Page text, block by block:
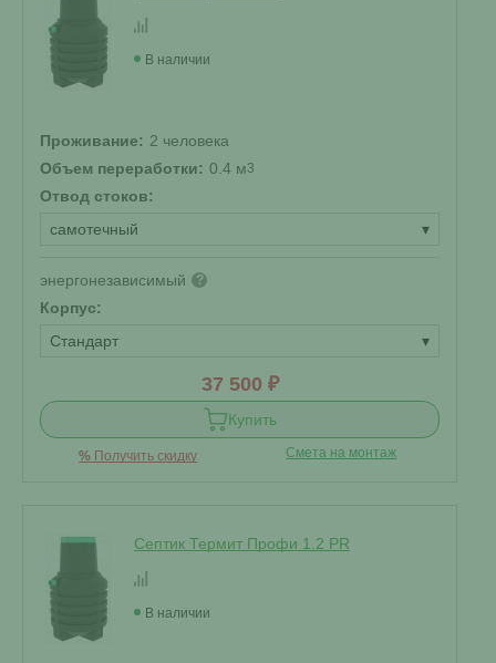
В наличии
Проживание: 2 человека
Объем переработки: 0.4 м3
Отвод стоков:
самотечный
▾
энергонезависимый ?
Корпус:
Стандарт
▾
37 500 ₽
Купить
% Получить скидку Смета на монтаж
Септик Термит Профи 1.2 PR
В наличии